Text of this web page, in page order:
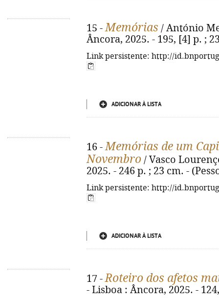
15 -Memórias / António
Âncora, 2025. - 195, [4] p. ;
Link persistente: http://
ADICIONAR À LISTA
16 -Memórias de um
Novembro / Vasco
2025. - 246 p. ; 23 cm. -
Link persistente: http://
ADICIONAR À LISTA
17 -Roteiro dos afetos
- Lisboa : Âncora, 2025. -